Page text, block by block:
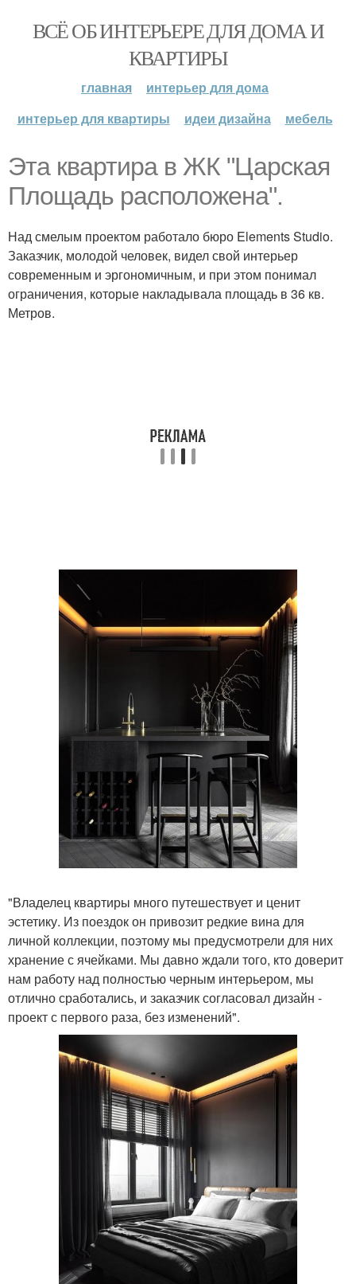
ВСЁ ОБ ИНТЕРЬЕРЕ ДЛЯ ДОМА И
КВАРТИРЫ
главная
интерьер для дома
интерьер для квартиры
идеи дизайна мебель
Эта квартира в ЖК "Царская
Площадь расположена".
Над смелым проектом работало бюро Elements Studio.
Заказчик, молодой человек, видел свой интерьер
современным и эргономичным, и при этом понимал
ограничения, которые накладывала площадь в 36 кв.
Метров.
"Владелец квартиры много путешествует и ценит
эстетику. Из поездок он привозит редкие вина для
личной коллекции, поэтому мы предусмотрели для них
хранение с ячейками. Мы давно ждали того, кто доверит
нам работу над полностью черным интерьером, мы
отлично сработались, и заказчик согласовал дизайн -
проект с первого раза, без изменений".